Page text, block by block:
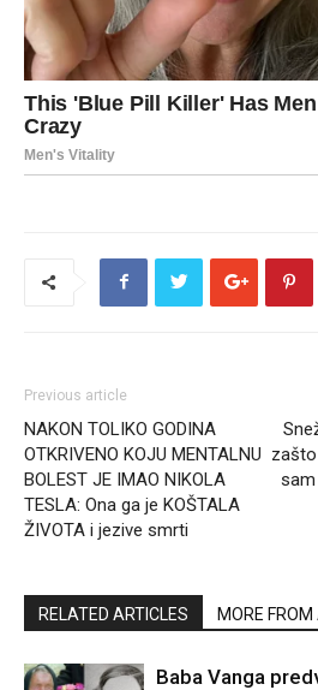
Previous article
NAKON TOLIKO GODINA
OTKRIVENO KOJU MENTALNU
BOLEST JE IMAO NIKOLA
TESLA: Ona ga je KOŠTALA
ŽIVOTA i jezive smrti
zašto
RELATED ARTICLES MORE
Baba Vanga